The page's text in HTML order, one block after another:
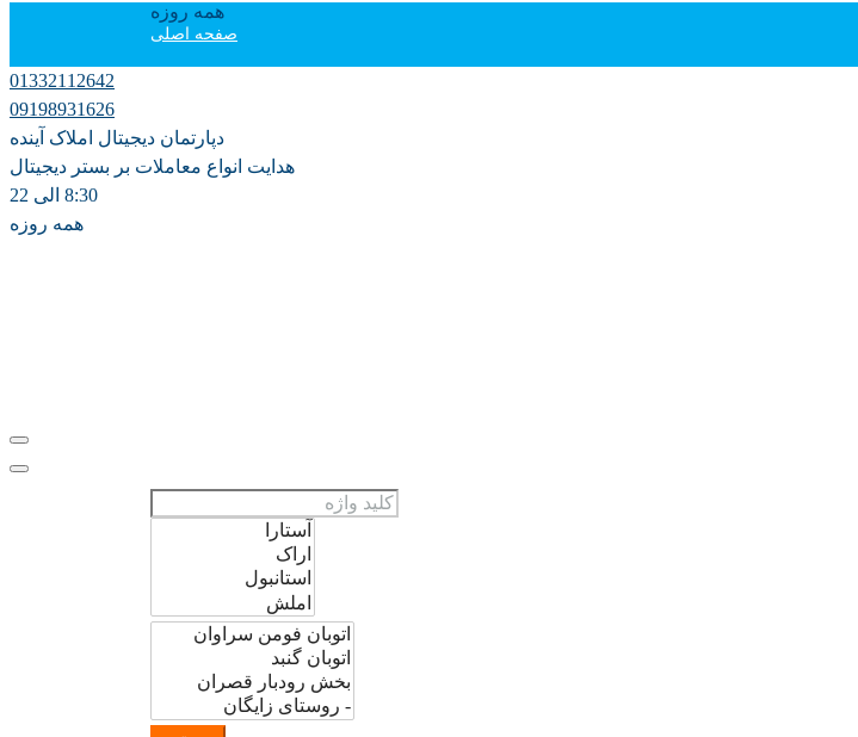
همه روزه
صفحه اصلی
فروش
01332112642
09198931626
دپارتمان دیجیتال املاک آینده
هدایت انواع معاملات بر بستر دیجیتال
8:30 الی 22
همه روزه